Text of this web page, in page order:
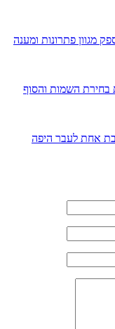
מגוון פתרונות ומענה
בחירת השמות והסוף
אחת לעבר היפה